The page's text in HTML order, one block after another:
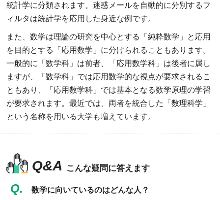
統計学に分類されます。迷惑メールを自動的に分別するフ
ィルタは統計学を応用した身近な例です。
また、数学は理論の研究を中心とする「純粋数学」と応用
を目的とする「応用数学」に分けられることもあります。
一般的に「数学科」は前者、「応用数学科」は後者に属し
ますが、「数学科」では応用数学的な視点が要求されるこ
ともあり、「応用数学科」では基本となる数学原理の学習
が要求されます。最近では、両者を統合した「数理科学」
という名称を用いる大学も増えています。
Q&A こんな疑問に答えます
Q. 数学に向いているのはどんな人？